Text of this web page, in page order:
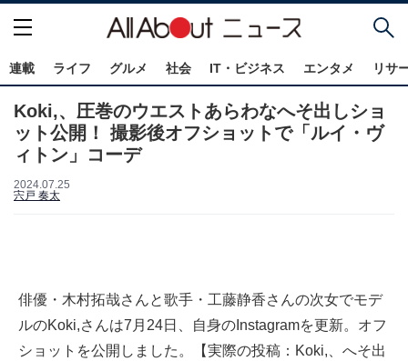
連載 ライフ グルメ 社会 IT・ビジネス エンタメ リサ
Koki,、圧巻のウエストあらわなへそ出しショ
ット公開！ 撮影後オフショットで「ルイ・ヴ
ィトン」コーデ
2024.07.25
宍戸 奏太
俳優・木村拓哉さんと歌手・工藤静香さんの次女でモデ
ルのKoki,さんは7月24日、自身のInstagramを更新。オフ
ショットを公開しました。【実際の投稿：Koki,、へそ出